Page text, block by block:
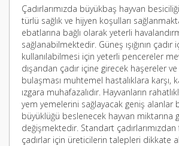
Çadırlarımızda büyükbaş hayvan
türlü sağlık ve hijyen koşulları
ebatlarına bağlı olarak yeterli
sağlanabilmektedir. Güneş ışığının
kullanılabilmesi için yeterli pencereler
dışarıdan çadır içine girecek haşereler
bulaşması muhtemel hastalıklara karşı,
ızgara muhafazalıdır. Hayvanların
yem yemelerini sağlayacak geniş alanlar
büyüklüğü beslenecek hayvan miktarına
değişmektedir. Standart çadırlarımızdan
çadırlar için üreticilerin talepleri dikkate